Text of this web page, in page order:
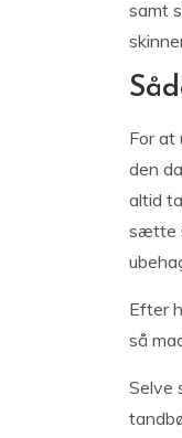
samt
For at
den
altid
sætte
Efter
så
Selve